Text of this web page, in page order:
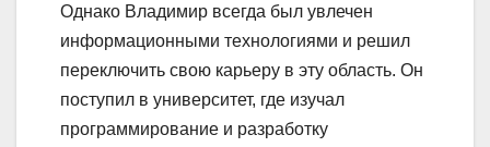
Однако Владимир всегда был увлечен
информационными технологиями и решил
переключить свою карьеру в эту область. Он
поступил в университет, где изучал
программирование и разработку